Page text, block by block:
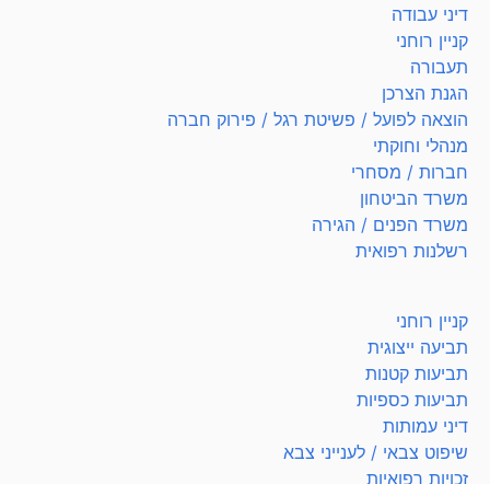
דיני עבודה
קניין רוחני
תעבורה
הגנת הצרכן
הוצאה לפועל / פשיטת רגל / פירוק חברה
מנהלי וחוקתי
חברות / מסחרי
משרד הביטחון
משרד הפנים / הגירה
רשלנות רפואית
קניין רוחני
תביעה ייצוגית
תביעות קטנות
תביעות כספיות
דיני עמותות
שיפוט צבאי / לענייני צבא
זכויות רפואיות